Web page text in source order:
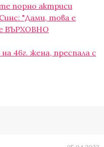
порно актриси
"Дами, това е
ВЪРХОВНО
46г. жена, преспала с